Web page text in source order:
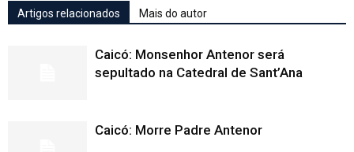
Artigos relacionados Mais do autor
Caicó: Monsenhor Antenor será
sepultado na Catedral de Sant’Ana
Caicó: Morre Padre Antenor